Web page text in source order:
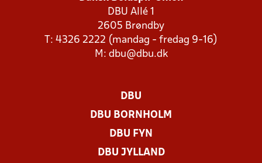
DBU Allé 1
2605 Brøndby
T: 4326 2222 (mandag - fredag 9-16)
M: dbu@dbu.dk
DBU
DBU BORNHOLM
DBU FYN
DBU JYLLAND